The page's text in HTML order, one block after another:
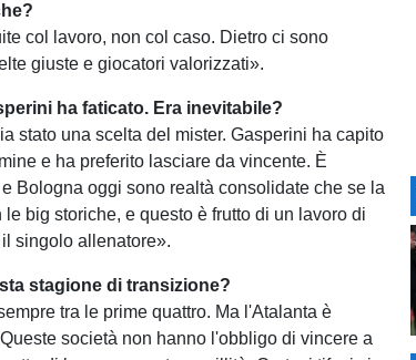
col lavoro, non col caso. Dietro ci sono
giuste e giocatori valorizzati».
ha faticato. Era inevitabile?
stato una scelta del mister. Gasperini ha capito
e ha preferito lasciare da vincente. È
Bologna oggi sono realtà consolidate che se la
big storiche, e questo è frutto di un lavoro di
singolo allenatore».
stagione di transizione?
tra le prime quattro. Ma l'Atalanta è
società non hanno l'obbligo di vincere a